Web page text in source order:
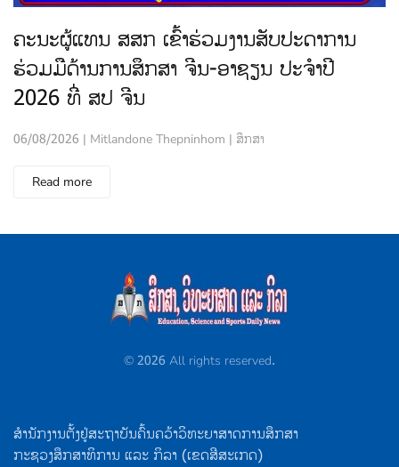
ຄະນະຜູ້ແທນ ສສກ ເຂົ້າຮ່ວມງານສັບປະດາການ
ຮ່ວມມືດ້ານການສຶກສາ ຈີນ-ອາຊຽນ ປະຈຳປີ
2026 ທີ່ ສປ ຈີນ
06/08/2026 | Mitlandone Thepninhom | ສຶກສາ
Read more
©2026All rights reserved.
ສຳນັກງານຕັ້ງຢູ່ສະຖາບັນຄົ້ນຄວ້າວິທະຍາສາດການສຶກສາ
ກະຊວງສຶກສາທິການ ແລະ ກິລາ (ເຂດສີສະເກດ)